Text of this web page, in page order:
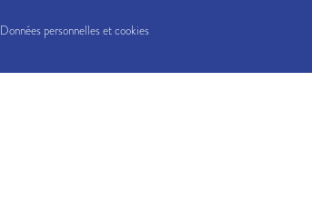
Données personnelles et cookies